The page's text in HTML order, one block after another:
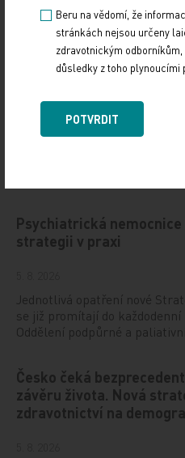
Na XXIV. sympoziu arteriální
1. dubna 2026 na
MUDr. Martin Šatný, Ph.D.,
Psychiatrická
strategii v praxi
Jednotlivá opatření nové
se již promítají do
Oddělení podpůrné a paliativní
Česko čeká
závěru života. Nová
zdravotnictví na
Beru na vědomí, že
stránkách nejsou určeny
zdravotnickým
důsledky z toho plynoucími
POTVRDIT